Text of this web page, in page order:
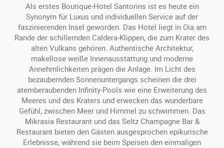
Als erstes Boutique-Hotel Santorins ist es heute ein
Synonym für Luxus und individuellen Service auf der
faszinierenden Insel geworden. Das Hotel liegt in Oia am
Rande der schillernden Caldera-Klippen, die zum Krater des
alten Vulkans gehören. Authentische Architektur,
makellose weiße Innenausstattung und moderne
Annehmlichkeiten prägen die Anlage. Im Licht des
bezaubernden Sonnenuntergangs scheinen die drei
atemberaubenden Infinity-Pools wie eine Erweiterung des
Meeres und des Kraters und erwecken das wunderbare
Gefühl, zwischen Meer und Himmel zu schwimmen. Das
Mikrasia Restaurant und das Seltz Champagne Bar &
Restaurant bieten den Gästen ausgesprochen epikurische
Erlebnisse, während sie beim Speisen den einmaligen